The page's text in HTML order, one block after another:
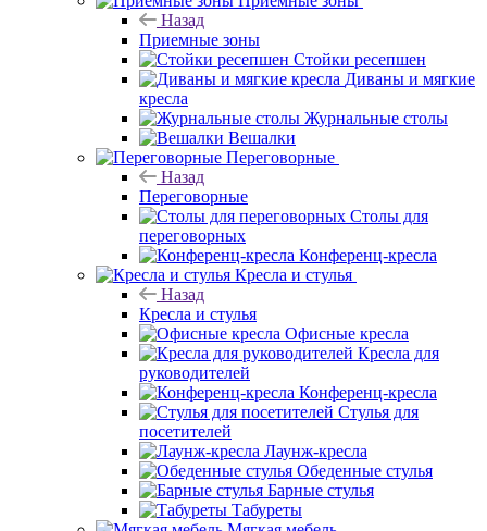
Назад
Приемные зоны
Стойки ресепшен
Диваны и мягкие
кресла
Журнальные столы
Вешалки
Переговорные
Назад
Переговорные
Столы для
переговорных
Конференц-кресла
Кресла и стулья
Назад
Кресла и стулья
Офисные кресла
Кресла для
руководителей
Конференц-кресла
Стулья для
посетителей
Лаунж-кресла
Обеденные стулья
Барные стулья
Табуреты